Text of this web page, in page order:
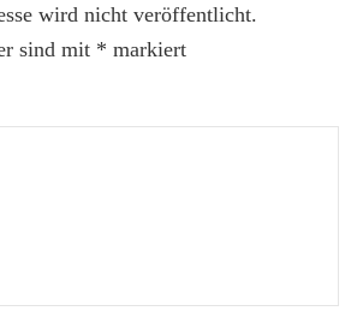
wird nicht veröffentlicht.
sind mit * markiert